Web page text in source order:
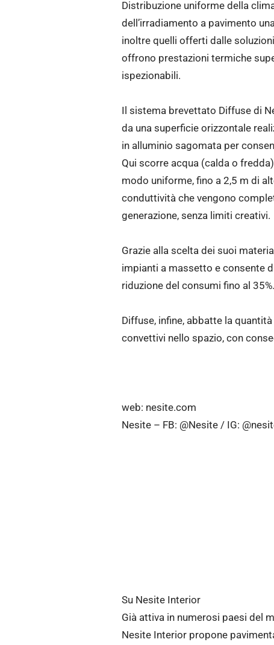
Distribuzione uniforme della
dell’irradiamento a pavimento
inoltre quelli offerti dalle
offrono prestazioni termiche
ispezionabili.
Il sistema brevettato Diffuse di
da una superficie orizzontale
in alluminio sagomata per
Qui scorre acqua (calda o
modo uniforme, fino a 2,5 m di
conduttività che vengono
generazione, senza limiti creativi.
Grazie alla scelta dei suoi
impianti a massetto e consente
riduzione del consumi fino al 35%.
Diffuse, infine, abbatte la
convettivi nello spazio, con
web: nesite.com
Nesite – FB: @Nesite / IG:
Su Nesite Interior
Già attiva in numerosi paesi del
Nesite Interior propone